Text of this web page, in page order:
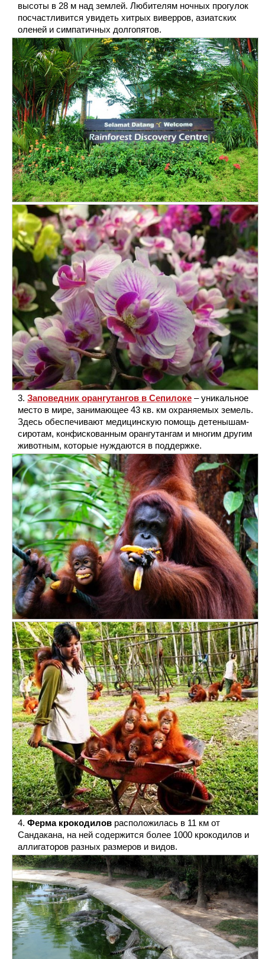
высоты в 28 м над землей. Любителям ночных прогулок
посчастливится увидеть хитрых виверров, азиатских
оленей и симпатичных долгопятов.
Заповедник орангутангов в Сепилоке – уникальное
место в мире, занимающее 43 кв. км охраняемых земель.
Здесь обеспечивают медицинскую помощь детенышам-
сиротам, конфискованным орангутангам и многим другим
животным, которые нуждаются в поддержке.
Ферма крокодилов расположилась в 11 км от
Сандакана, на ней содержится более 1000 крокодилов и
аллигаторов разных размеров и видов.